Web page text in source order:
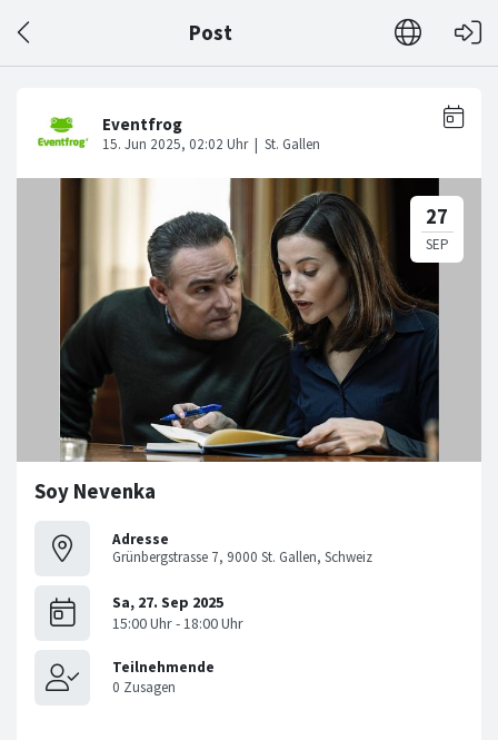
Post
Soy Nevenka
Adresse
Grünbergstrasse 7, 9000 St. Gallen, Schweiz